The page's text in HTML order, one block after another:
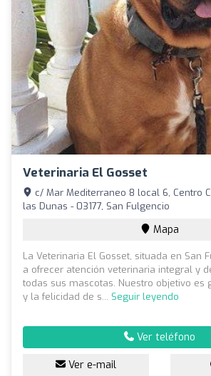
Veterinaria El Gosset
c/ Mar Mediterraneo 8 local 6, Centro
las Dunas - 03177, San Fulgencio
Mapa
La Veterinaria El Gosset, situada en San
a ofrecer atención veterinaria integral y
todas sus mascotas. Nuestro objetivo es
y la felicidad de s... Seguir leyendo
Ver teléfono
Ver e-mail